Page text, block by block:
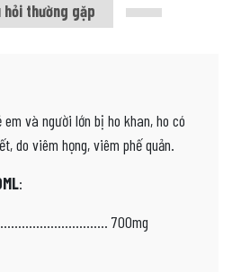
hỏi thường gặp
em và người lớn bị ho khan, ho có
do viêm họng, viêm phế quản.
:
………………………… 700mg